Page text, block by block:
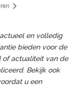
en volledig
bieden voor de
of actualiteit van de
Bekijk ook
u een